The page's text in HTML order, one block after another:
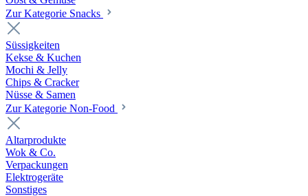
Zur Kategorie Snacks
Süssigkeiten
Kekse & Kuchen
Mochi & Jelly
Chips & Cracker
Nüsse & Samen
Zur Kategorie Non-Food
Altarprodukte
Wok & Co.
Verpackungen
Elektrogeräte
Sonstiges